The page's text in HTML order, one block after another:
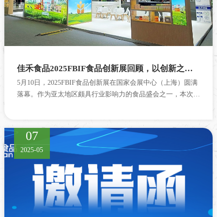
佳禾食品2025FBIF食品创新展回顾，以创新之力重塑健康饮品新体验
5月10日，2025FBIF食品创新展在国家会展中心（上海）圆满
落幕。作为亚太地区颇具行业影响力的食品盛会之一，本次展
07
2025-05